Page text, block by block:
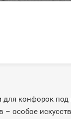
конфорок под
– особое